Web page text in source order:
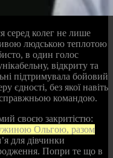
серед колег не лише
людською теплотою
в один голос
відкриту та
підтримувала бойовий
єдності, без якої навіть
командою.
своєю закритістю:
Ольгою, разом
для дівчинки
Попри те що в